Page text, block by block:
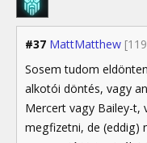
#37 MattMatthew
Sosem tudom
alkotói döntés, vagy
Mercert vagy Bailey-t,
megfizetni, de (eddig)